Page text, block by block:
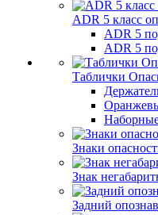
ADR 5 класс
ADR 5
ADR 5
Таблички
Знаки
Знак
Задний